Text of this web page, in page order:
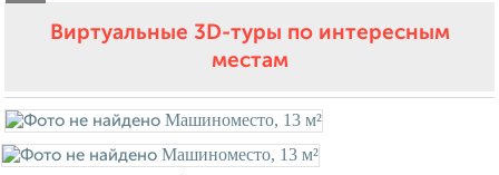
Виртуальные 3D-туры по интересным
местам